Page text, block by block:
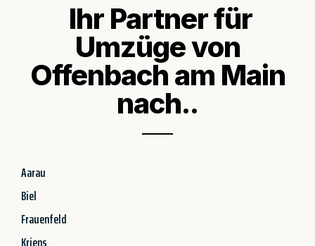
Ihr Partner für
Umzüge von
Offenbach am Main
nach..
Aarau
Biel
Frauenfeld